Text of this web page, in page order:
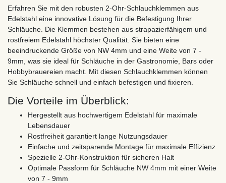
Erfahren Sie mit den robusten 2-Ohr-Schlauchklemmen aus
Edelstahl eine innovative Lösung für die Befestigung Ihrer
Schläuche. Die Klemmen bestehen aus strapazierfähigem und
rostfreiem Edelstahl höchster Qualität. Sie bieten eine
beeindruckende Größe von NW 4mm und eine Weite von 7 -
9mm, was sie ideal für Schläuche in der Gastronomie, Bars oder
Hobbybrauereien macht. Mit diesen Schlauchklemmen können
Sie Schläuche schnell und einfach befestigen und fixieren.
Die Vorteile im Überblick:
Hergestellt aus hochwertigem Edelstahl für maximale
Lebensdauer
Rostfreiheit garantiert lange Nutzungsdauer
Einfache und zeitsparende Montage für maximale Effizienz
Spezielle 2-Ohr-Konstruktion für sicheren Halt
Optimale Passform für Schläuche NW 4mm mit einer Weite
von 7 - 9mm